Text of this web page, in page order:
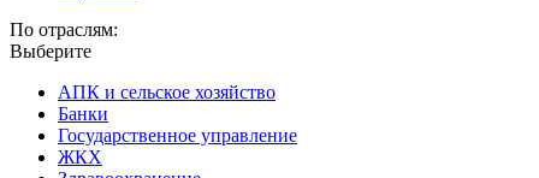
По отраслям:
Выберите
АПК и сельское хозяйство
Банки
Государственное управление
ЖКХ